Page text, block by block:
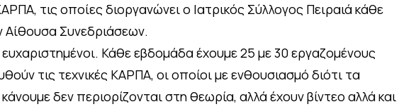
τις οποίες διοργανώνει ο Ιατρικός Σύλλογος Πειραιά κάθε
Συνεδριάσεων.
Κάθε εβδομάδα έχουμε 25 με 30 εργαζομένους
τις τεχνικές ΚΑΡΠΑ, οι οποίοι με ενθουσιασμό διότι τα
δεν περιορίζονται στη θεωρία, αλλά έχουν βίντεο αλλά και